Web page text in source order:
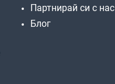
Партнирай си с нас
Блог